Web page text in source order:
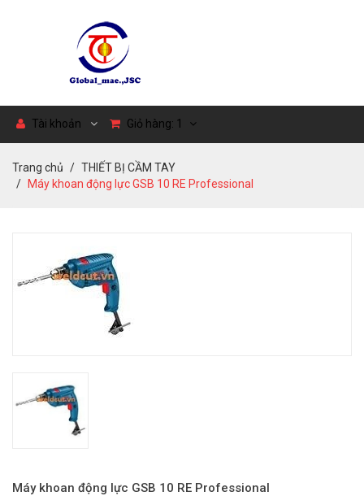
Tài khoản Giỏ hàng: 1
Trang chủ
THIẾT BỊ CẦM TAY
Máy khoan động lực GSB 10 RE Professional
Máy khoan động lực GSB 10 RE Professional